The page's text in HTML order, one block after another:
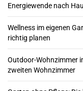
Energiewende nach
Wellness im eigenen
richtig planen
Outdoor-Wohnzimmer
zweiten Wohnzimmer